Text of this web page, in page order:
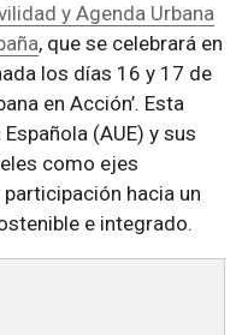
y Agenda Urbana
, que se celebrará en
los días 16 y 17 de
en Acción’. Esta
(AUE) y sus
como ejes
hacia un
e integrado.